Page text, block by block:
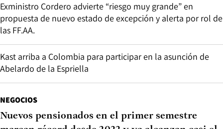
Exministro Cordero advierte “riesgo muy grande” en
propuesta de nuevo estado de excepción y alerta por rol de
las FF.AA.
Kast arriba a Colombia para participar en la asunción de
Abelardo de la Espriella
NEGOCIOS
Nuevos pensionados en el primer semestre